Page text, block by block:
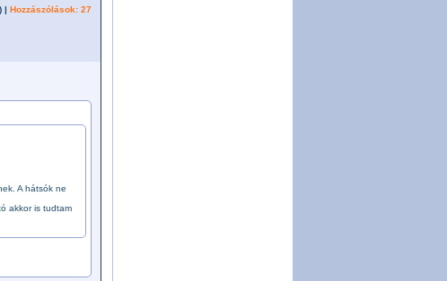
| Hozzászólások: 27
A hátsók ne
akkor is tudtam